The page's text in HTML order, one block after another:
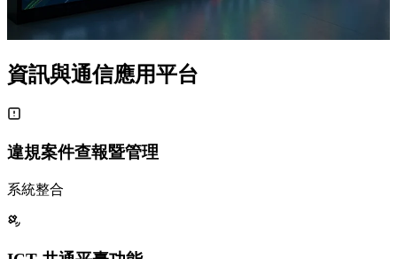
資訊與通信應用平台
違規案件查報暨管理
系統整合